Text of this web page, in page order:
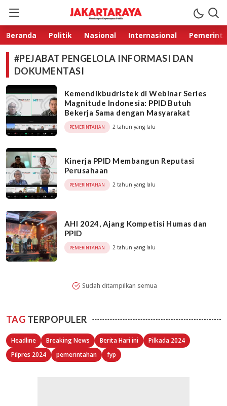
Jakarta Raya
Membangun Kepercayaan Publik
Beranda Politik Nasional Internasional
#PEJABAT PENGELOLA INFORMASI DAN
DOKUMENTASI
Kemendikbudristek di Webinar Series
Magnitude Indonesia: PPID Butuh
Bekerja Sama dengan Masyarakat
PEMERINTAHAN 2 tahun yang lalu
Kinerja PPID Membangun Reputasi
Perusahaan
PEMERINTAHAN 2 tahun yang lalu
AHI 2024, Ajang Kompetisi Humas dan
PPID
PEMERINTAHAN 2 tahun yang lalu
Sudah ditampilkan semua
TAG TERPOPULER
Headline Breaking News Berita Hari ini
Pilkada 2024
Pilpres 2024
pemerintahan fyp